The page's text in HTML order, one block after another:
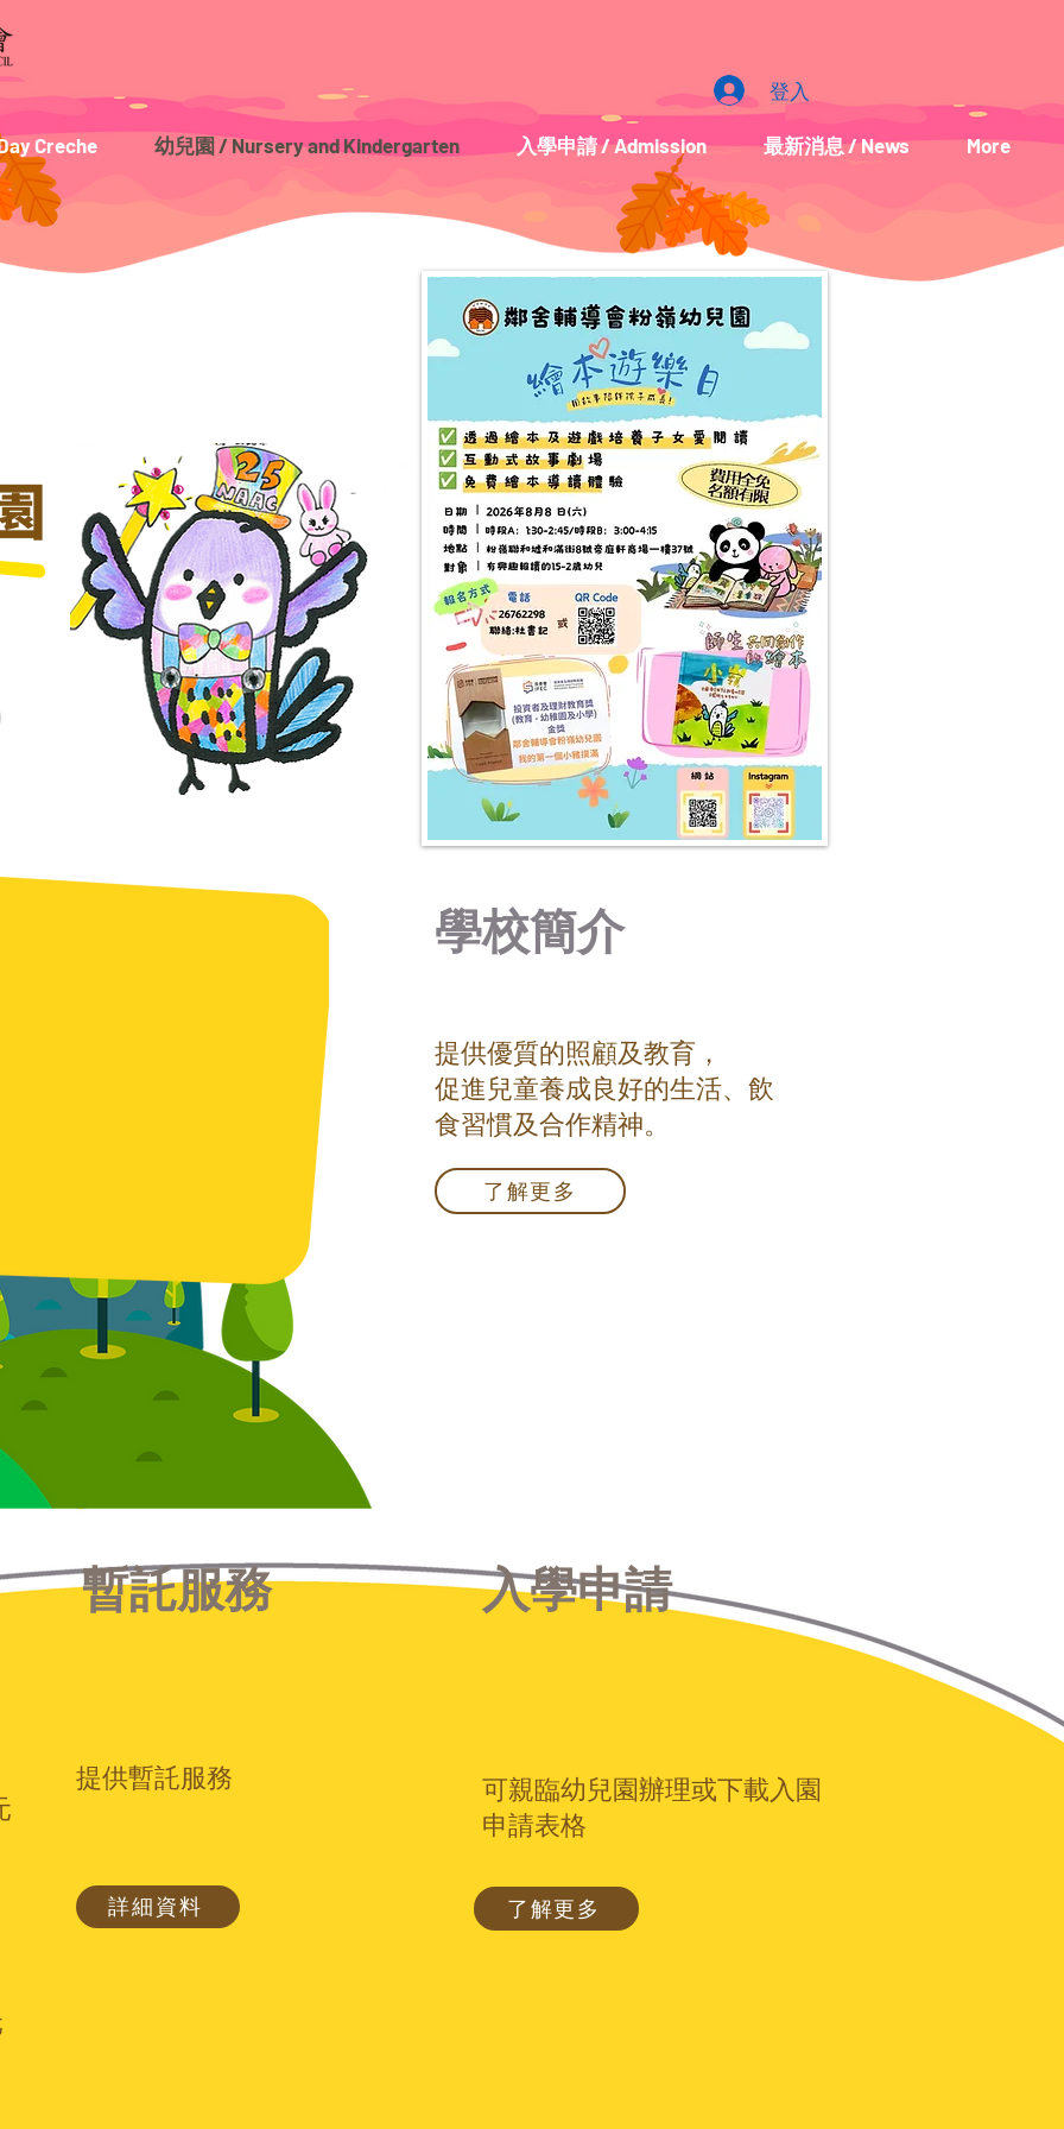
登入
Creche 幼兒園 / Nursery and Kindergarten 入學申請 / Admission 最新消息 / News More
學校簡介
提供優質的照顧及教育，
促進兒童養成良好的生活、飲
食習慣及合作精神。
了解更多
提供暫託服務
入學申請
暫託服務
可親臨幼兒園辦理或下載入園
申請表格
詳細資料 了解更多